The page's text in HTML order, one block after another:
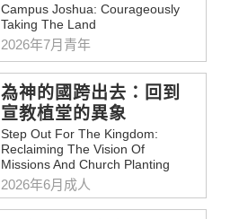
Campus Joshua: Courageously
Taking The Land
2026年7月青年
為神的國跨出去：回到
宣教植堂的異象
Step Out For The Kingdom:
Reclaiming The Vision Of
Missions And Church Planting
2026年6月成人